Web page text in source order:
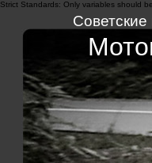
Strict Standards: Only variables should